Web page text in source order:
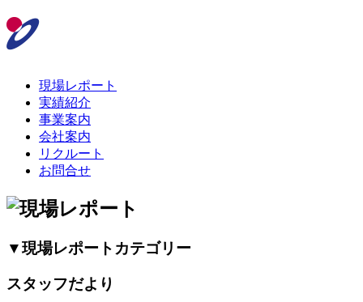
現場レポート
実績紹介
事業案内
会社案内
リクルート
お問合せ
▼現場レポートカテゴリー
スタッフだより